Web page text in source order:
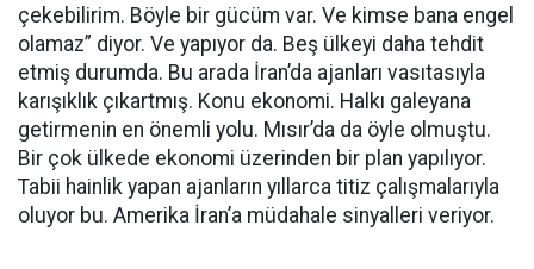
çekebilirim. Böyle bir gücüm var. Ve kimse bana engel
olamaz” diyor. Ve yapıyor da. Beş ülkeyi daha tehdit
etmiş durumda. Bu arada İran’da ajanları vasıtasıyla
karışıklık çıkartmış. Konu ekonomi. Halkı galeyana
getirmenin en önemli yolu. Mısır’da da öyle olmuştu.
Bir çok ülkede ekonomi üzerinden bir plan yapılıyor.
Tabii hainlik yapan ajanların yıllarca titiz çalışmalarıyla
oluyor bu. Amerika İran’a müdahale sinyalleri veriyor.